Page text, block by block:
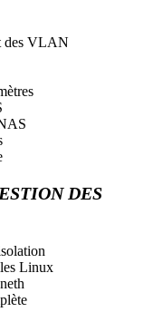
des VLAN
DES
Linux